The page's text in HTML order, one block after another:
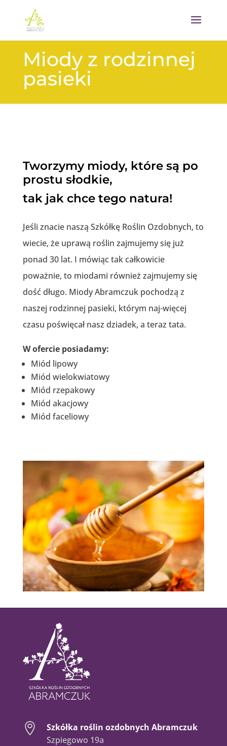
Miody z rodzinnej
pasieki
Tworzymy miody, które są po
prostu słodkie,
tak jak chce tego natura!
Jeśli znacie naszą Szkółkę Roślin Ozdobnych, to
wiecie, że uprawą roślin zajmujemy się już
ponad 30 lat. I mówiąc tak całkowicie
poważnie, to miodami również zajmujemy się
dość długo. Miody Abramczuk pochodzą z
naszej rodzinnej pasieki, którym naj-więcej
czasu poświęcał nasz dziadek, a teraz tata.
W ofercie posiadamy:
Miód lipowy
Miód wielokwiatowy
Miód rzepakowy
Miód akacjowy
Miód faceliowy

Szkółka roślin ozdobnych Abramczuk
Szpiegowo 19a